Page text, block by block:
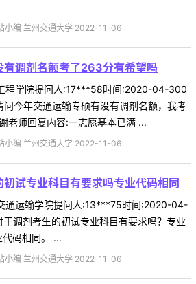
小编 兰州交通大学 2022-11-06
有调剂名额考了263分有希望吗
程学院提问人:17***58时间:2020-04-300
今年交通运输专硕有没有调剂名额，我考
老师回复内容:一志愿基本已满 ...
小编 兰州交通大学 2022-11-06
试专业科目有要求吗专业代码相同
通运输学院提问人:13***75时间:2020-04-
调剂考生的初试专业科目有要求吗？专业
码相同。 ...
小编 兰州交通大学 2022-11-06